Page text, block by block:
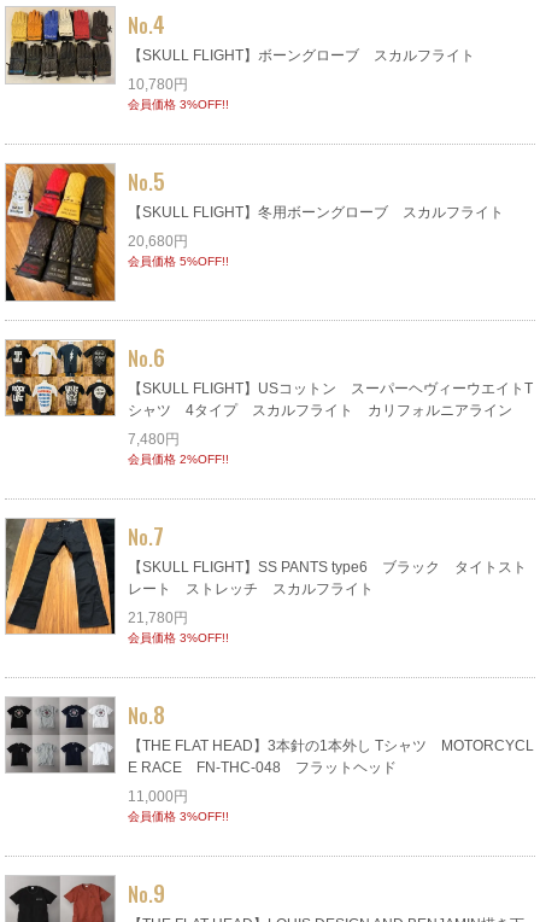
No.4
【SKULL FLIGHT】ボーングローブ スカルフライト
10,780円
会員価格 3%OFF!!
No.5
【SKULL FLIGHT】冬用ボーングローブ スカルフライト
20,680円
会員価格 5%OFF!!
No.6
【SKULL FLIGHT】USコットン スーパーヘヴィーウエイトT
シャツ 4タイプ スカルフライト カリフォルニアライン
7,480円
会員価格 2%OFF!!
No.7
【SKULL FLIGHT】SS PANTS type6 ブラック タイトスト
レート ストレッチ スカルフライト
21,780円
会員価格 3%OFF!!
No.8
【THE FLAT HEAD】3本針の1本外し Tシャツ MOTORCYCL
E RACE FN-THC-048 フラットヘッド
11,000円
会員価格 3%OFF!!
No.9